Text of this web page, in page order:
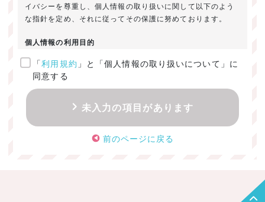
イバシーを尊重し、個人情報の取り扱いに関して以下のよう
な指針を定め、それに従ってその保護に努めております。
個人情報の利用目的
ご提供いただきました個人情報は、以下のためにのみ利用い
たします。
・お問い合わせに対する回答及び資料送付のご連絡
・当社のお客様向けサービスの提供
・本人確認
・サービスの開発・改善のための分析
「利用規約 」と「個人情報の取り扱いについて」に
同意する
未入力の項目があります
前のページに戻る